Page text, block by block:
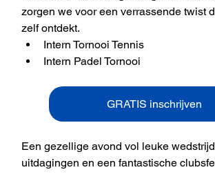
zorgen we voor een verrassende twist
zelf ontdekt.
Intern Tornooi Tennis
Intern Padel Tornooi
GRATIS inschrijven
Een gezellige avond vol leuke
uitdagingen en een fantastische